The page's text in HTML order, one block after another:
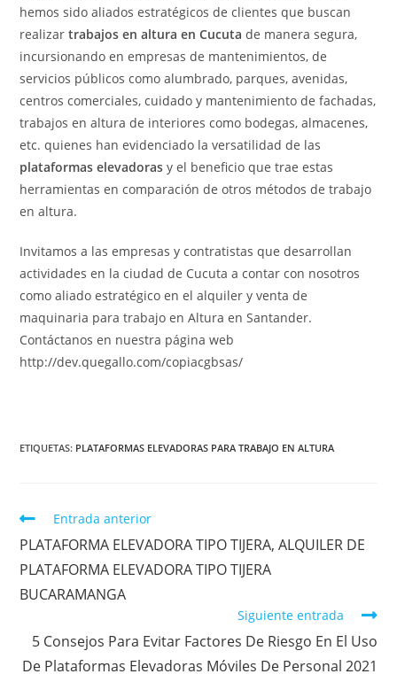
hemos sido aliados estratégicos de clientes que buscan
realizartrabajos en altura en Cucuta de manera segura,
incursionando en empresas de mantenimientos, de
servicios públicos como alumbrado, parques, avenidas,
centros comerciales, cuidado y mantenimiento de fachadas,
trabajos en altura de interiores como bodegas, almacenes,
etc. quienes han evidenciado la versatilidad de las
plataformas elevadorasy el beneficio que trae estas
herramientas en comparación de otros métodos de trabajo
en altura.
Invitamos a las empresas y contratistas que desarrollan
actividades en la ciudad de Cucuta a contar con nosotros
como aliado estratégico en el alquiler y venta de
maquinaria para trabajo en Altura en Santander.
Contáctanos en nuestra página web
http://dev.quegallo.com/copiacgbsas/
ETIQUETAS: PLATAFORMAS ELEVADORAS PARA TRABAJO EN ALTURA
Entrada anterior
PLATAFORMA ELEVADORA TIPO TIJERA, ALQUILER DE
PLATAFORMA ELEVADORA TIPO TIJERA
BUCARAMANGA
Siguiente entrada
5 Consejos Para Evitar Factores De Riesgo En El Uso
De Plataformas Elevadoras Móviles De Personal 2021